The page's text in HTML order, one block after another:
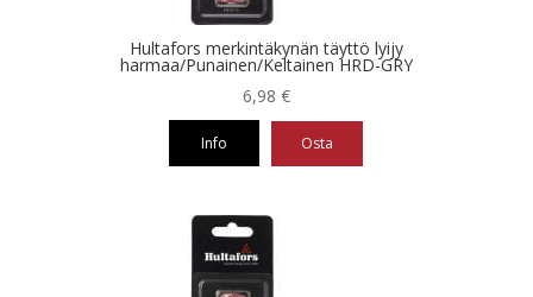
Hultafors merkintäkynän täyttö lyijy
harmaa/Punainen/Keltainen HRD-GRY
6,98 €
Info Osta